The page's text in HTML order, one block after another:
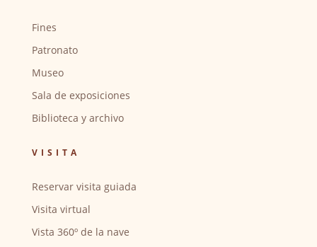
Fines
Patronato
Museo
Sala de exposiciones
Biblioteca y archivo
VISITA
Reservar visita guiada
Visita virtual
Vista 360º de la nave